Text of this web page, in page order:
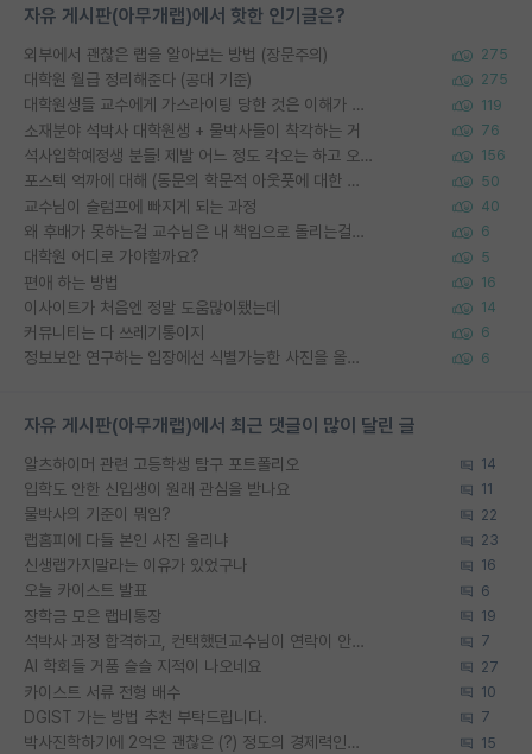
자유 게시판(아무개랩)에서 핫한 인기글은?
외부에서 괜찮은 랩을 알아보는 방법 (장문주의) 275
대학원 월급 정리해준다 (공대 기준) 275
대학원생들 교수에게 가스라이팅 당한 것은 이해가 갑니다. 안타깝네요. 119
소재분야 석박사 대학원생 + 물박사들이 착각하는 거 76
석사입학예정생 분들! 제발 어느 정도 각오는 하고 오세요. 156
포스텍 억까에 대해 (동문의 학문적 아웃풋에 대한 반박) 50
교수님이 슬럼프에 빠지게 되는 과정 40
왜 후배가 못하는걸 교수님은 내 책임으로 돌리는걸까요? 6
대학원 어디로 가야할까요? 5
편애 하는 방법 16
이사이트가 처음엔 정말 도움많이됐는데 14
커뮤니티는 다 쓰레기통이지 6
정보보안 연구하는 입장에선 식별가능한 사진을 올리는건 비추이긴함 6
자유 게시판(아무개랩)에서 최근 댓글이 많이 달린 글
알츠하이머 관련 고등학생 탐구 포트폴리오 14
입학도 안한 신입생이 원래 관심을 받나요 11
물박사의 기준이 뭐임? 22
랩홈피에 다들 본인 사진 올리냐 23
신생랩가지말라는 이유가 있었구나 16
오늘 카이스트 발표 6
장학금 모은 랩비통장 19
석박사 과정 합격하고, 컨택했던교수님이 연락이 안됩니다... 7
AI 학회들 거품 슬슬 지적이 나오네요 27
카이스트 서류 전형 배수 10
DGIST 가는 방법 추천 부탁드립니다. 7
박사진학하기에 2억은 괜찮은 (?) 정도의 경제력인가요 15